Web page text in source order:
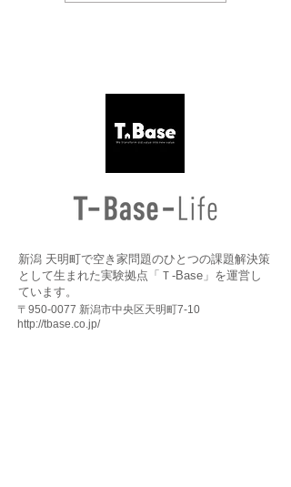
新潟 天明町で空き家問題のひとつの課題解決策
として生まれた実験拠点「Ｔ-Base」を運営し
ています。
〒950-0077 新潟市中央区天明町7-10
http://tbase.co.jp/